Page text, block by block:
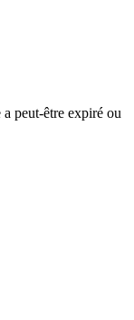
peut-être expiré ou